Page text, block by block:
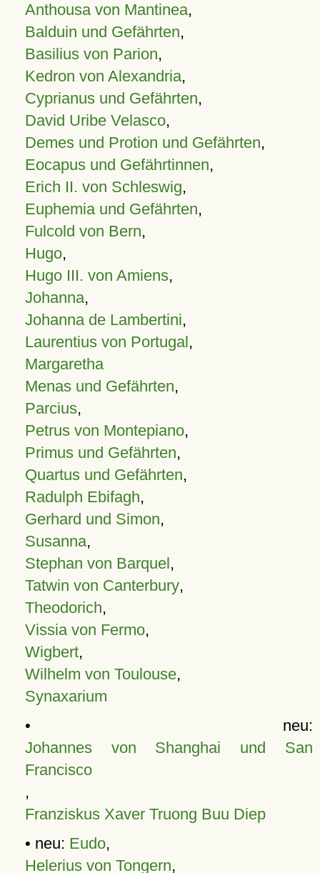
Anthousa von Mantinea,
Balduin und Gefährten,
Basilius von Parion,
Kedron von Alexandria,
Cyprianus und Gefährten,
David Uribe Velasco,
Demes und Protion und Gefährten,
Eocapus und Gefährtinnen,
Erich II. von Schleswig,
Euphemia und Gefährten,
Fulcold von Bern,
Hugo,
Hugo III. von Amiens,
Johanna,
Johanna de Lambertini,
Laurentius von Portugal,
Margaretha
Menas und Gefährten,
Parcius,
Petrus von Montepiano,
Primus und Gefährten,
Quartus und Gefährten,
Radulph Ebifagh,
Gerhard und Simon,
Susanna,
Stephan von Barquel,
Tatwin von Canterbury,
Theodorich,
Vissia von Fermo,
Wigbert,
Wilhelm von Toulouse,
Synaxarium
• neu:
Johannes von Shanghai und San
Francisco
,
Franziskus Xaver Truong Buu Diep
• neu: Eudo,
Helerius von Tongern,